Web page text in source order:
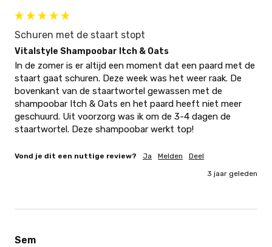
Schuren met de staart stopt
Vitalstyle Shampoobar Itch & Oats
In de zomer is er altijd een moment dat een paard met de
staart gaat schuren. Deze week was het weer raak. De
bovenkant van de staartwortel gewassen met de
shampoobar Itch & Oats en het paard heeft niet meer
geschuurd. Uit voorzorg was ik om de 3-4 dagen de
staartwortel. Deze shampoobar werkt top!
Vond je dit een nuttige review? Ja Melden Deel
3 jaar geleden
Sem